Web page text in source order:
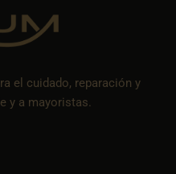
el cuidado, reparación y
y a mayoristas.